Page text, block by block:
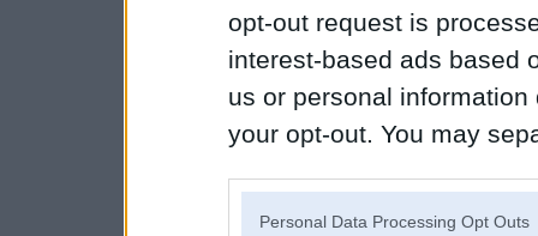
opt-out request is
interest-based ads based
us or personal
your opt-out. You may
Personal Data Processing Opt Outs